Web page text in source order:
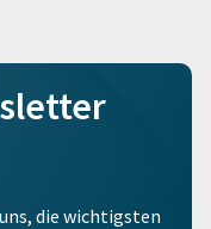
die wichtigsten